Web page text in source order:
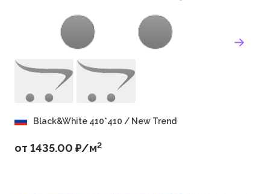
Black&White 410*410 / New Trend
от 1435.00 ₽/м2